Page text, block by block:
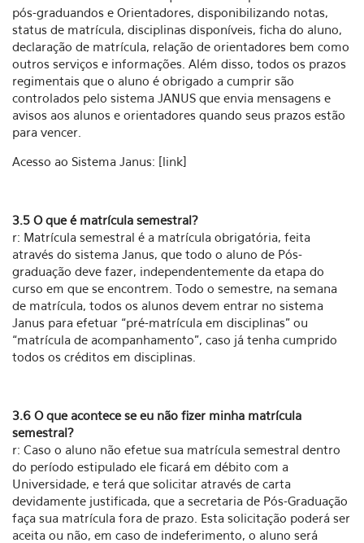
pós-graduandos e Orientadores, disponibilizando notas,
status de matrícula, disciplinas disponíveis, ficha do aluno,
declaração de matrícula, relação de orientadores bem como
outros serviços e informações. Além disso, todos os prazos
regimentais que o aluno é obrigado a cumprir são
controlados pelo sistema JANUS que envia mensagens e
avisos aos alunos e orientadores quando seus prazos estão
para vencer.
Acesso ao Sistema Janus: [link]
3.5 O que é matrícula semestral?
r: Matrícula semestral é a matrícula obrigatória, feita
através do sistema Janus, que todo o aluno de Pós-
graduação deve fazer, independentemente da etapa do
curso em que se encontrem. Todo o semestre, na semana
de matrícula, todos os alunos devem entrar no sistema
Janus para efetuar “pré-matrícula em disciplinas” ou
“matrícula de acompanhamento”, caso já tenha cumprido
todos os créditos em disciplinas.
3.6 O que acontece se eu não fizer minha matrícula
semestral?
r: Caso o aluno não efetue sua matrícula semestral dentro
do período estipulado ele ficará em débito com a
Universidade, e terá que solicitar através de carta
devidamente justificada, que a secretaria de Pós-Graduação
faça sua matrícula fora de prazo. Esta solicitação poderá ser
aceita ou não, em caso de indeferimento, o aluno será